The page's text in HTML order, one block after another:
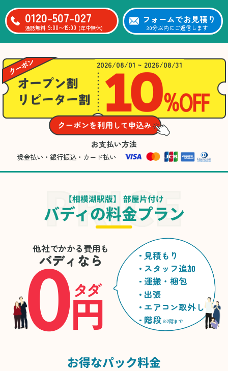
心のこもったサービスを
ありがとうございまし
た。
0120-507-027
通話無料 9:00〜19:00 (年中無休)
フォームでお見積り
30分以内にご返信します
2026/08/01 ~ 2026/08/31
お支払い方法
現金払い・銀行振込・カード払い
【相模湖駅版】 部屋片付け
バディの料金プラン
他社でかかる費用も
バディなら
0円
タダ
見積もり
スタッフ追加
運搬・梱包
出張
エアコン取外し
階段 ※2階まで
お得なパック料金